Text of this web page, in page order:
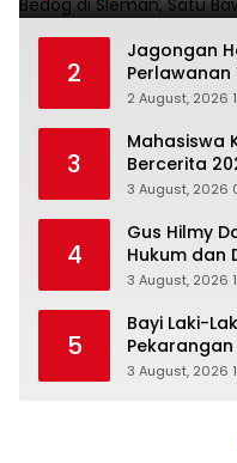
2
Jagongan
Media
2 August, 2026
3
Mahasiswa
Bercerita
di Sungai
3 August, 2026
4
Gus Hilmy
Hukum dan
3 August, 2026
5
Bayi Laki-
Pusar Masih
3 August, 2026